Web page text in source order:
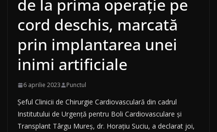
de la prima operaţie pe
cord deschis, marcată
prin implantarea unei
inimi artificiale
6 aprilie 2023 Punctul
Şeful Clinicii de Chirurgie Cardiovasculară din cadrul
Institutului de Urgenţă pentru Boli Cardiovasculare şi
Transplant Târgu Mureş, dr. Horaţiu Suciu, a declarat joi,